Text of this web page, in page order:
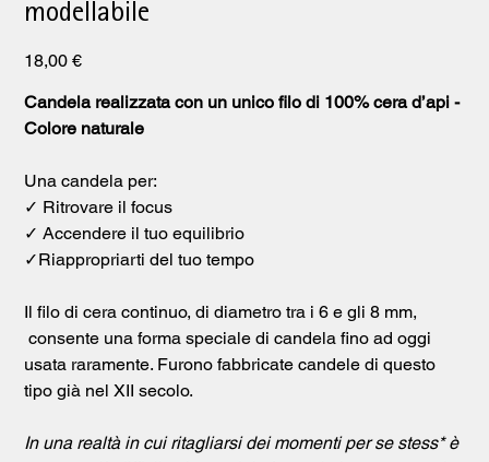
modellabile
18,00 €
Candela realizzata con un unico filo di 100% cera d’api -
Colore naturale
Una candela per:
✓ Ritrovare il focus
✓ Accendere il tuo equilibrio
✓Riappropriarti del tuo tempo
Il filo di cera continuo, di diametro tra i 6 e gli 8 mm,
consente una forma speciale di candela fino ad oggi
usata raramente. Furono fabbricate candele di questo
tipo già nel XII secolo.
In una realtà in cui ritagliarsi dei momenti per se stess* è